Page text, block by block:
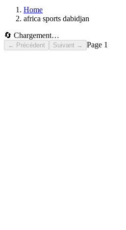
Home
africa sports dabidjan
🔄 Chargement…
← Précédent Suivant → Page 1